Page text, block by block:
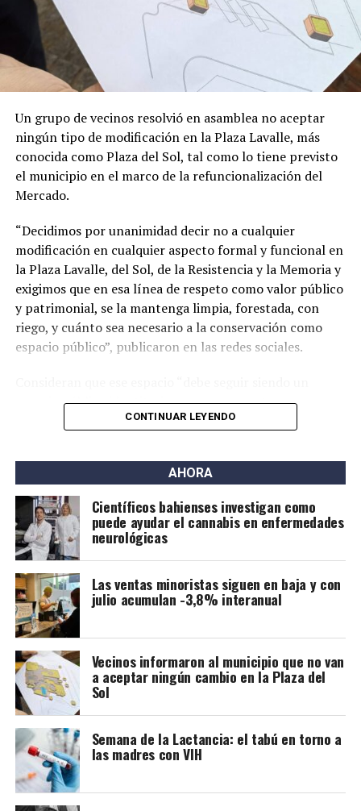
en Textil e indumentaria (-5,6%), Bazar, decoración,
textiles para el hogar y muebles (-5,5%) y Alimentos y
bebidas (-5,4%).
En contraste, el único rubro que logró terreno positivo
fue Ferretería, materiales eléctricos y materiales para la
construcción (+1%).
El índice general de ventas minoristas informado por
CAME también mide las ventas online, las cuales
Un grupo de vecinos resolvió en asamblea no aceptar
ningún tipo de modificación en la Plaza Lavalle, más
conocida como Plaza del Sol, tal como lo tiene previsto
el municipio en el marco de la refuncionalización del
Mercado.
“Decidimos por unanimidad decir no a cualquier
modificación en cualquier aspecto formal y funcional en
la Plaza Lavalle, del Sol, de la Resistencia y la Memoria y
exigimos que en esa línea de respeto como valor público
y patrimonial, se la mantenga limpia, forestada, con
riego, y cuánto sea necesario a la conservación como
espacio público”, publicaron en las redes sociales.
espacio público identitario y no un proyecto
permanente de emprendimientos privados” y a tal fin
cantidad de firmas.
Este grupo ya se había opuesto al proyecto bajo la
gestión de Héctor Gay y ahora de Federico Susbielles.
El principal fundamento es que rechazan la extracción
de árboles, pero también aseguran que las
modificaciones van a borrar la historia.
CONTINUAR LEYENDO
AHORA
Científicos bahienses investigan como
puede ayudar el cannabis en enfermedades
neurológicas
Las ventas minoristas siguen en baja y con
julio acumulan -3,8% interanual
Vecinos informaron al municipio que no van
a aceptar ningún cambio en la Plaza del
Sol
Semana de la Lactancia: el tabú en torno a
las madres con VIH